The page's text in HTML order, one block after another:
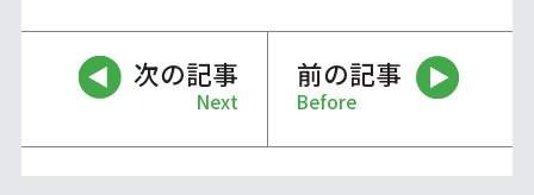
次の記事
Next
前の記事
Before